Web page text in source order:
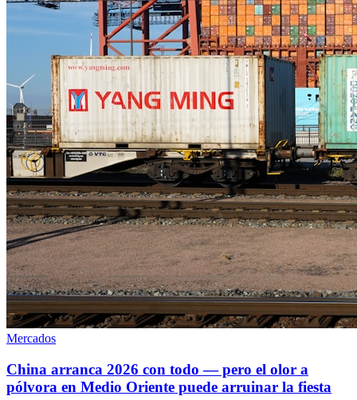
Mercados
China arranca 2026 con todo — pero el olor a
pólvora en Medio Oriente puede arruinar la fiesta